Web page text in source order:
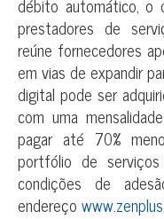
prestadores de
reúne fornecedores
em vias de expandir
digital pode ser
com uma
pagar até 70%
portfólio de
condições de
endereço